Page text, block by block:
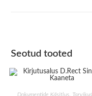
Seotud tooted
LISA KORVI
Dokumentide Käsitlus